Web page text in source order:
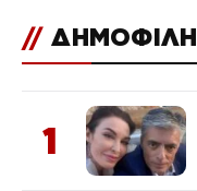
// ΔΗΜΟΦΙΛΗ
1